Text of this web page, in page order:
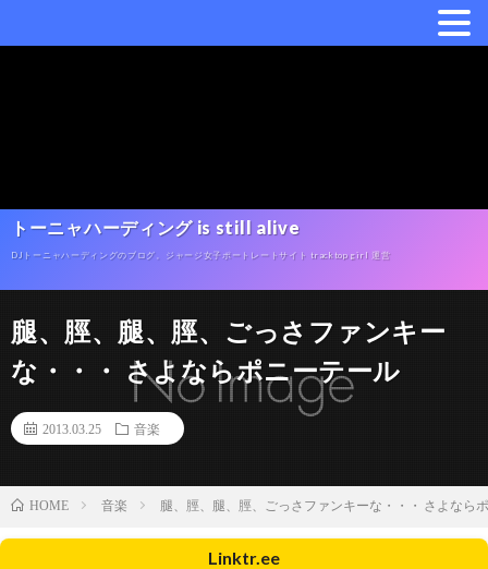
トーニャハーディング is still alive
DJトーニャハーディングのブログ。ジャージ女子ポートレートサイト tracktop girl 運営
腿、脛、腿、脛、ごっさファンキー
な・・・ さよならポニーテール
2013.03.25 音楽
HOME 音楽 腿、脛、腿、脛、ごっさファンキーな・・・ さよなら
Linktr.ee